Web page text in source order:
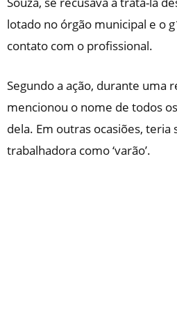
lotado no órgão municipal e o
contato com o profissional.
Segundo a ação, durante uma
mencionou o nome de todos
dela. Em outras ocasiões, teria
trabalhadora como ‘varão’.